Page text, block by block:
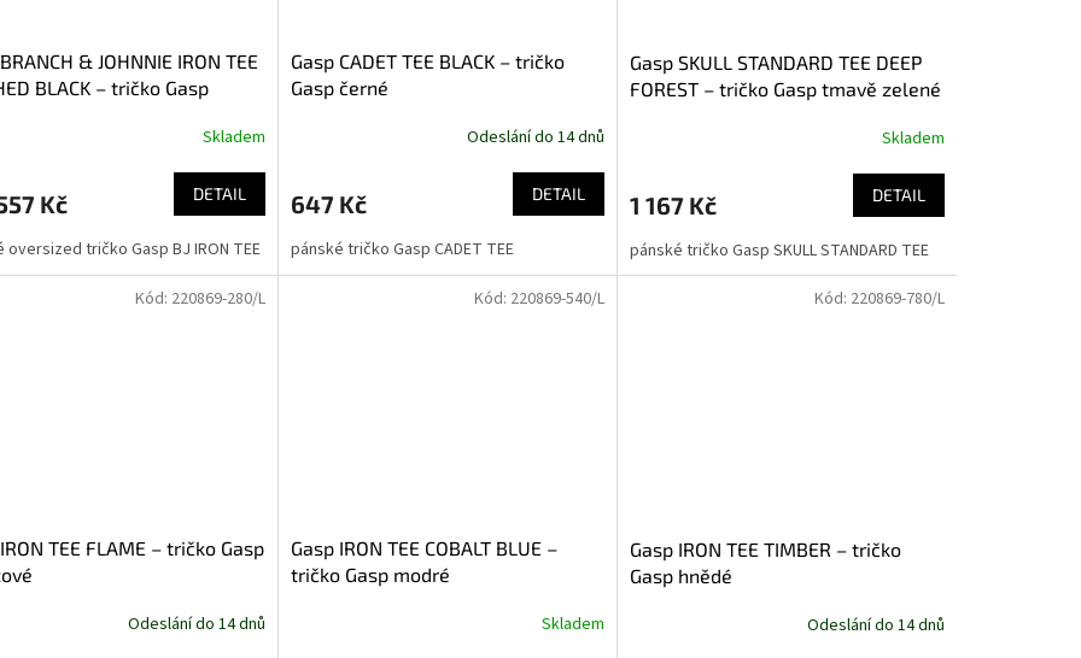
& JOHNNIE IRON TEE
BLACK – tričko Gasp
Skladem
Kč DETAIL
oversized tričko Gasp BJ IRON TEE
Gasp CADET TEE BLACK – tričko
Gasp černé
Odeslání do 14 dnů
647 Kč DETAIL
pánské tričko Gasp CADET TEE
Gasp SKULL STANDARD TEE DEEP
FOREST – tričko Gasp tmavě zelené
Skladem
1 167 Kč DETAIL
pánské tričko Gasp SKULL STANDARD TEE
TEE FLAME – tričko Gasp
Odeslání do 14 dnů
Kód: 220869-280/L
Gasp IRON TEE COBALT BLUE –
tričko Gasp modré
Skladem
Kód: 220869-540/L
Gasp IRON TEE TIMBER – tričko
Gasp hnědé
Odeslání do 14 dnů
Kód: 220869-780/L